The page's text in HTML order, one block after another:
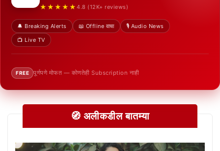
★★★★★ 4.8 (12K+ reviews)
🔔 Breaking Alerts 📖 Offline वाचा
🎙️ Audio News
📺 Live TV
FREE पूर्णपणे मोफत — कोणतेही Subscription नाही
🧭 अलीकडील बातम्या